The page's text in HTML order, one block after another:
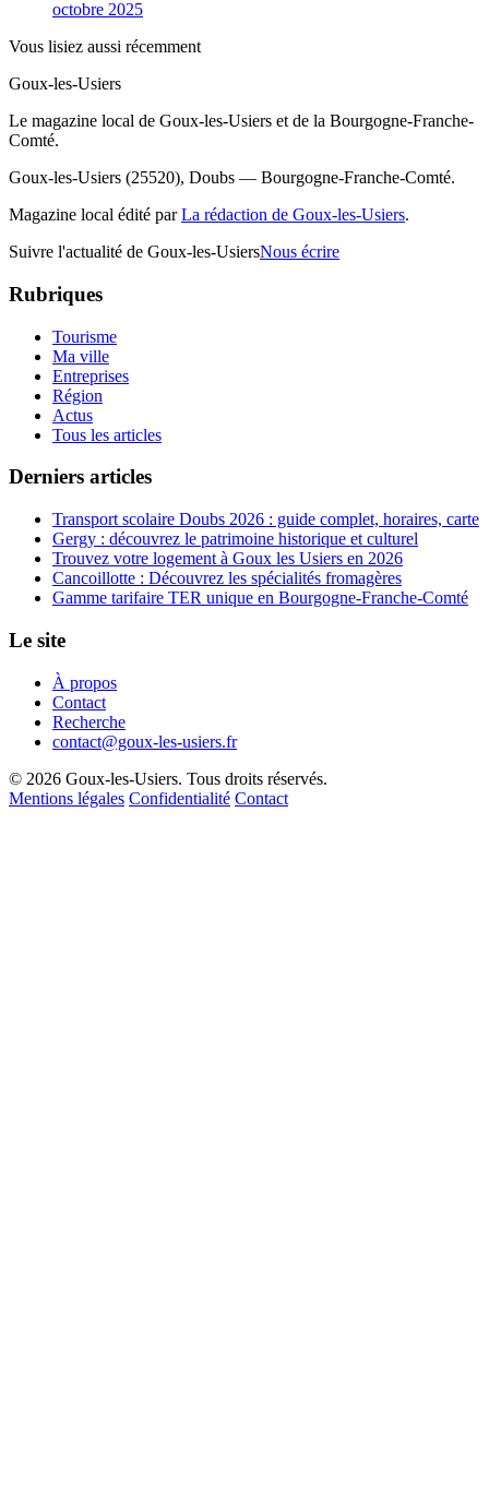
octobre 2025
Vous lisiez aussi récemment
Goux-les-Usiers
Le magazine local de Goux-les-Usiers et de la Bourgogne-Franche-
Comté.
Goux-les-Usiers (25520), Doubs — Bourgogne-Franche-Comté.
Magazine local édité parLa rédaction de Goux-les-Usiers.
Suivre l'actualité de Goux-les-UsiersNous écrire
Rubriques
Tourisme
Ma ville
Entreprises
Région
Actus
Tous les articles
Derniers articles
Transport scolaire Doubs 2026 : guide complet, horaires, carte
Gergy : découvrez le patrimoine historique et culturel
Trouvez votre logement à Goux les Usiers en 2026
Cancoillotte : Découvrez les spécialités fromagères
Gamme tarifaire TER unique en Bourgogne-Franche-Comté
Le site
À propos
Contact
Recherche
contact@goux-les-usiers.fr
© 2026 Goux-les-Usiers. Tous droits réservés.
Mentions légales Confidentialité Contact